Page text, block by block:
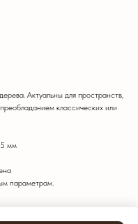
Актуальны для пространств,
классических или
5 мм
параметрам.